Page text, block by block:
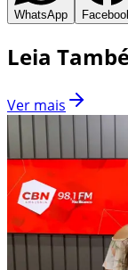
WhatsApp
Leia
Ver mais